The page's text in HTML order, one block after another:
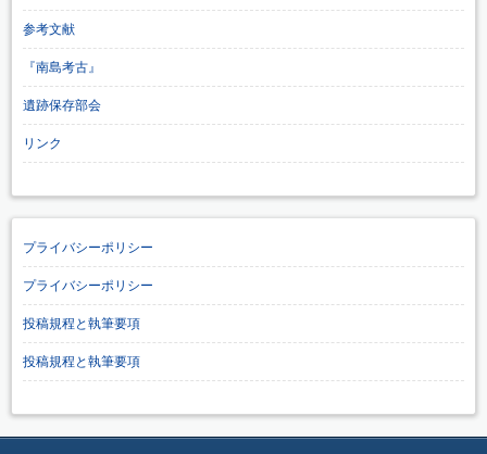
参考文献
『南島考古』
遺跡保存部会
リンク
プライバシーポリシー
プライバシーポリシー
投稿規程と執筆要項
投稿規程と執筆要項